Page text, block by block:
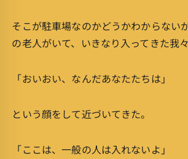
そこが駐車場なのかどうかわからない
の老人がいて、いきなり入ってきた我
「おいおい、なんだあなたたちは」
という顔をして近づいてきた。
「ここは、一般の人は入れないよ」